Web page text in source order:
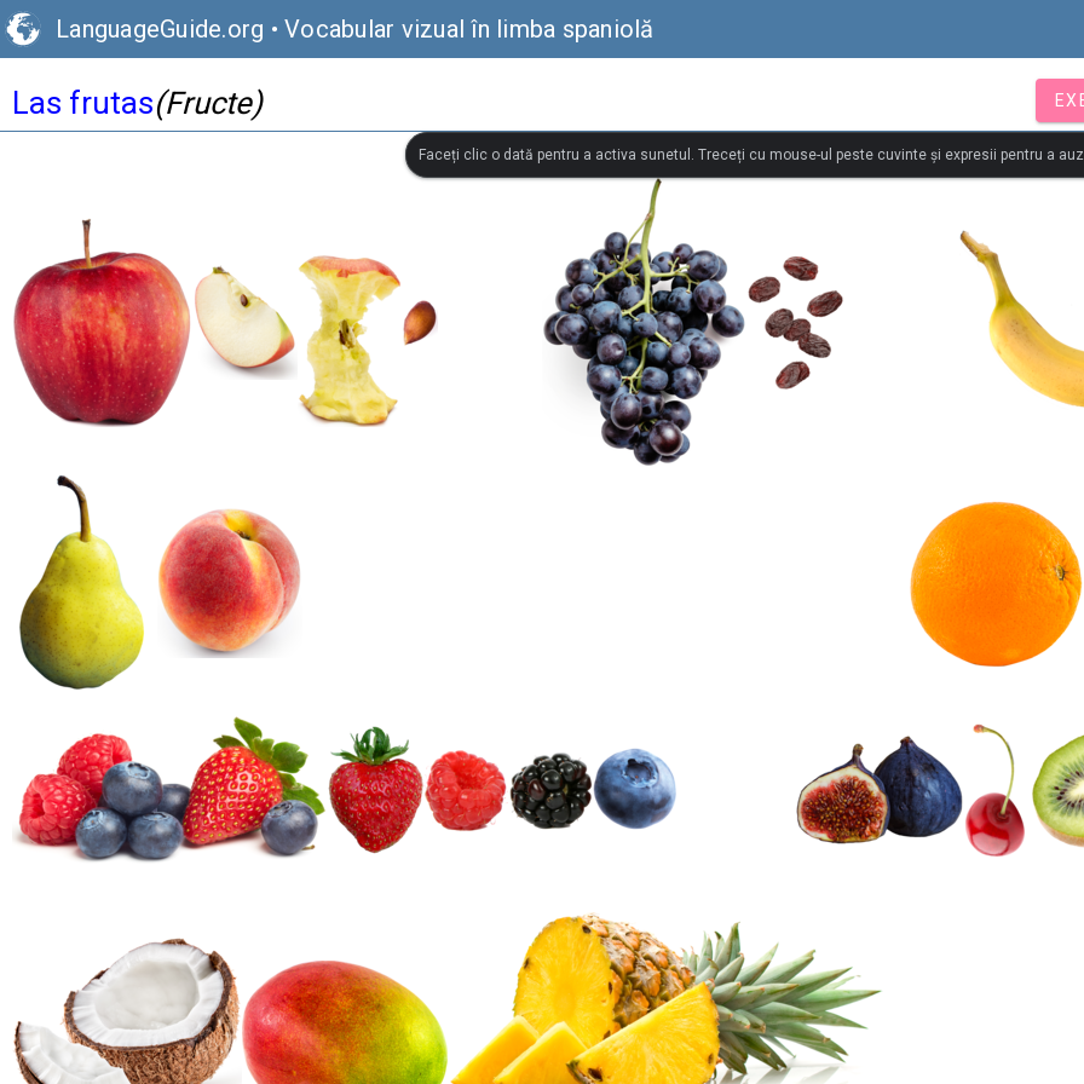
LanguageGuide.org • Vocabular vizual în limba spaniolă
Las frutas(Fructe)
Faceți clic o dată pentru a activa sunetul. Treceți cu mouse-ul peste cuvinte și expresii pentru a